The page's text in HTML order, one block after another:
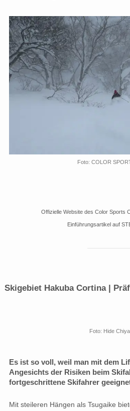
Foto: COLOR
Offizielle Website des Color Sports
Einführungsartikel auf
Skigebiet Hakuba Cortina |
Foto: Hide
Es ist so voll, weil man mit dem
Angesichts der Risiken beim
fortgeschrittene Skifahrer
Mit steileren Hängen als Tsugaike